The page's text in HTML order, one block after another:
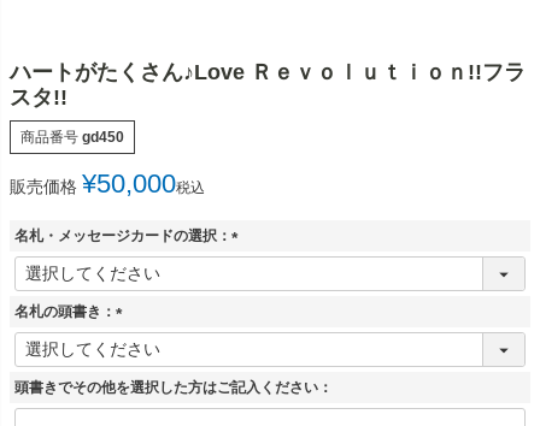
ハートがたくさん♪Love Ｒｅｖｏｌｕｔｉｏｎ!!フラ
スタ!!
商品番号 gd450
販売価格 ¥50,000税込
名札・メッセージカードの選択：
(
名札の頭書き：
(
必
須
頭書きでその他を選択した方はご記入ください：